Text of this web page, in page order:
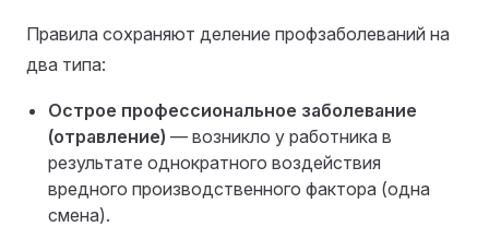
Правила сохраняют деление профзаболеваний на
два типа:
Острое профессиональное заболевание
(отравление) — возникло у работника в
результате однократного воздействия
вредного производственного фактора (одна
смена).